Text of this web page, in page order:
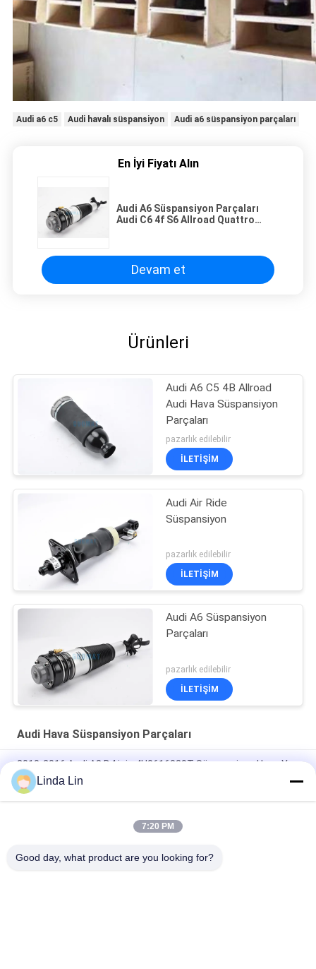
Audi a6 c5 Audi havalı süspansiyon Audi a6 süspansiyon parçaları
En İyi Fiyatı Alın
Audi A6 Süspansiyon Parçaları
Audi C6 4f S6 Allroad Quattro
Devam et
Ürünleri
Audi A6 C5 4B Allroad
Audi Hava Süspansiyon
Parçaları
pazarlık edilebilir
İLETIŞIM
Audi Air Ride
Süspansiyon
pazarlık edilebilir
İLETIŞIM
Audi A6 Süspansiyon
Parçaları
pazarlık edilebilir
İLETIŞIM
Audi Hava Süspansiyon Parçaları
2010-2016 Audi A8 D4 için 4H0616039T Süspansiyon Hava Yay
4Z7616051A Rear Left Air Suspension Strut / Audi Allroad Air
Suspension Replacement
Audi Hava Süspansiyon Parçaları 4Z7616051D 4Z7616051B A6
Linda Lin
7:20 PM
Good day, what product are you looking for?